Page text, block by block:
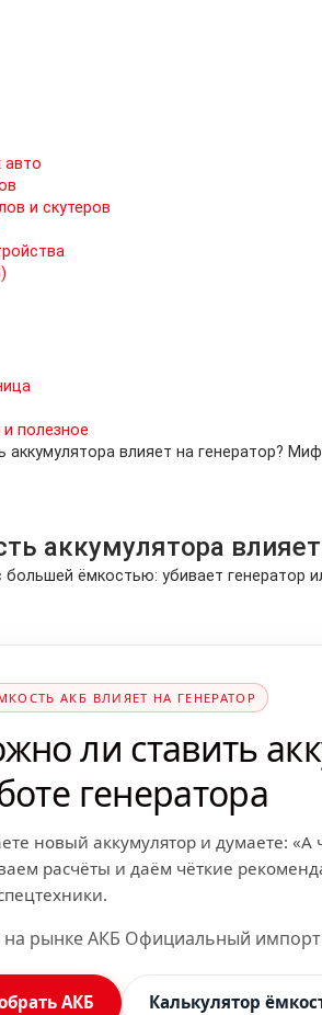
авто
и скутеров
полезное
аккумулятора влияет на генератор?
аккумулятора
большей ёмкостью: убивает генератор
АКБ ВЛИЯЕТ НА ГЕНЕРАТОР
ли ставить
генератора
новый аккумулятор и думаете:
расчёты и даём чёткие
на рынке АКБ Официальный
АКБ Калькулятор